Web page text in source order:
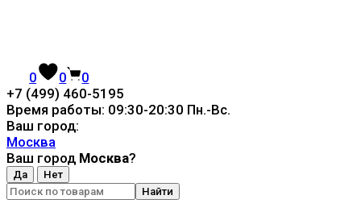
0 0 0
+7 (499) 460-5195
Время работы: 09:30-20:30 Пн.-Вc.
Ваш город:
Москва
Ваш город Москва?
Найти